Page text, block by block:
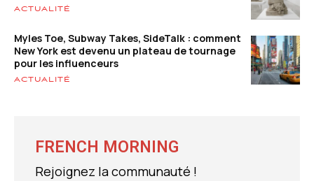
ACTUALITÉ
Myles Toe, Subway Takes, SideTalk : comment
New York est devenu un plateau de tournage
pour les influenceurs
ACTUALITÉ
FRENCH MORNING
Rejoignez la communauté !